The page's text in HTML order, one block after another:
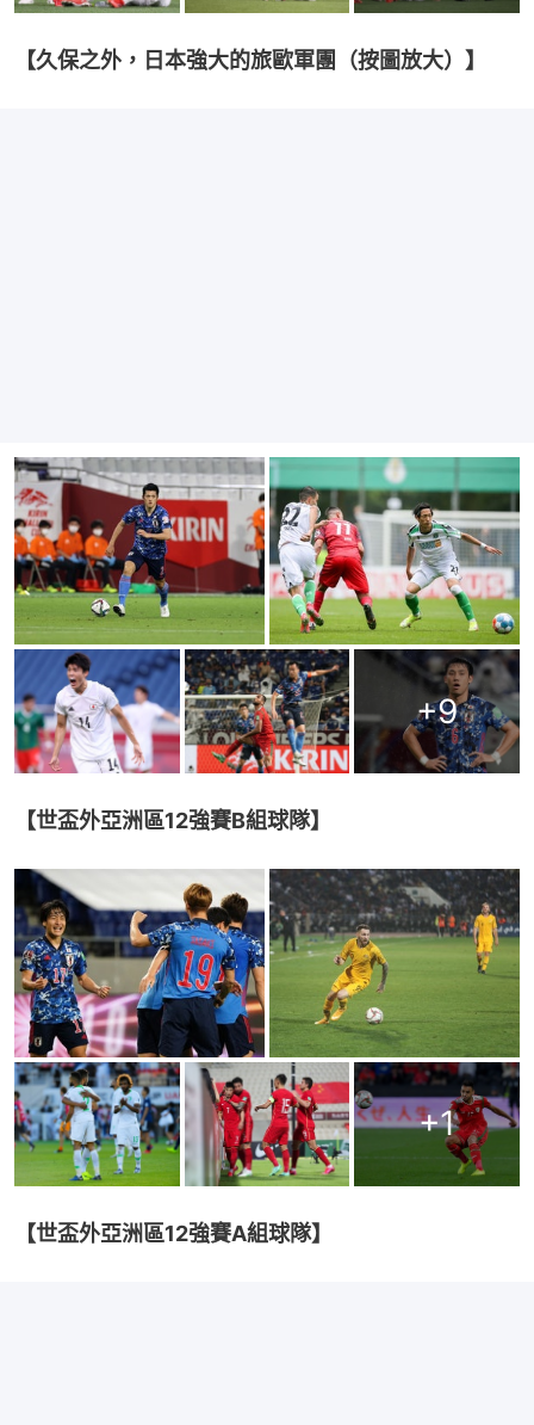
【久保之外，日本強大的旅歐軍團（按圖放大）】
+9
【世盃外亞洲區12強賽B組球隊】
+1
【世盃外亞洲區12強賽A組球隊】